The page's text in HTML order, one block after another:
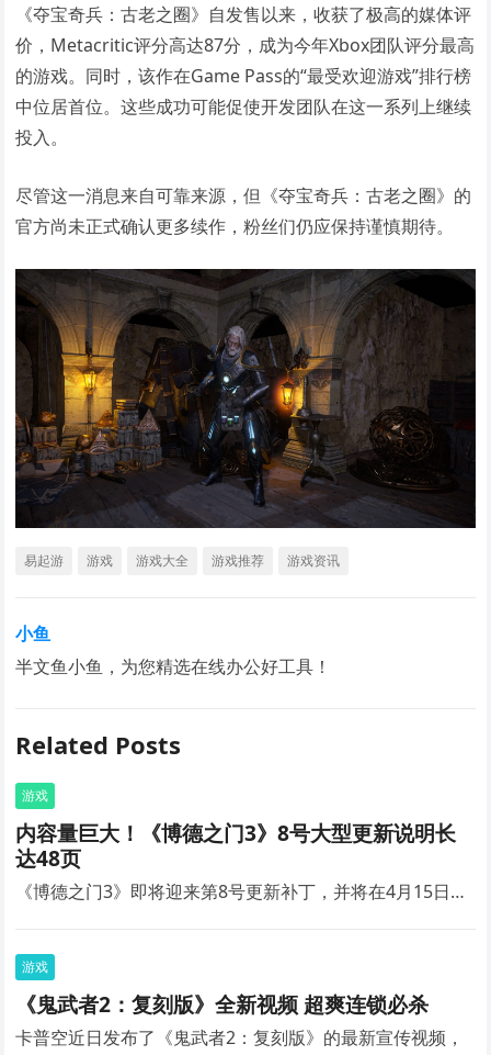
《夺宝奇兵：古老之圈》自发售以来，收获了极高的媒体评
价，Metacritic评分高达87分，成为今年Xbox团队评分最高
的游戏。同时，该作在Game Pass的“最受欢迎游戏”排行榜
中位居首位。这些成功可能促使开发团队在这一系列上继续
投入。
尽管这一消息来自可靠来源，但《夺宝奇兵：古老之圈》的
官方尚未正式确认更多续作，粉丝们仍应保持谨慎期待。
易起游 游戏 游戏大全 游戏推荐 游戏资讯
小鱼
半文鱼小鱼，为您精选在线办公好工具！
Related Posts
游戏
内容量巨大！《博德之门3》8号大型更新说明长
达48页
《博德之门3》即将迎来第8号更新补丁，并将在4月15日…
游戏
《鬼武者2：复刻版》全新视频 超爽连锁必杀
卡普空近日发布了《鬼武者2：复刻版》的最新宣传视频，